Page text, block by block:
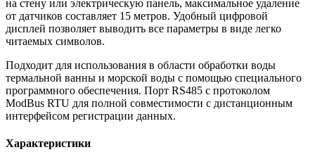
на стену или электрическую панель, максимальное удаление
от датчиков составляет 15 метров. Удобный цифровой
дисплей позволяет выводить все параметры в виде легко
читаемых символов.
Подходит для использования в области обработки воды
термальной ванны и морской воды с помощью специального
программного обеспечения. Порт RS485 с протоколом
ModBus RTU для полной совместимости с дистанционным
интерфейсом регистрации данных.
Характеристики